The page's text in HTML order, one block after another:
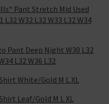
Pant Stretch Mid Used
L32 W32 L32 W33 L32 W34
Pant Deep Night W30 L32
L32 W36 L32
White/Gold M L XL
Leaf/Gold M L XL